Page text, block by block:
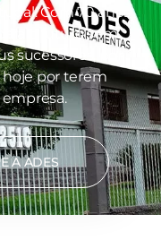
Com 70 anos
o futuro sem
sucessores, por
por terem
A ADES